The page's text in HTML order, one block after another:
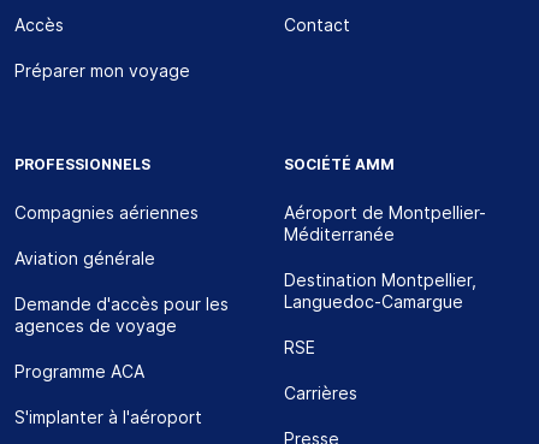
Accès
Préparer mon voyage
Contact
PROFESSIONNELS
Compagnies aériennes
Aviation générale
Demande d'accès pour les
agences de voyage
Programme ACA
S'implanter à l'aéroport
SOCIÉTÉ AMM
Aéroport de Montpellier-
Méditerranée
Destination Montpellier,
Languedoc-Camargue
RSE
Carrières
Presse